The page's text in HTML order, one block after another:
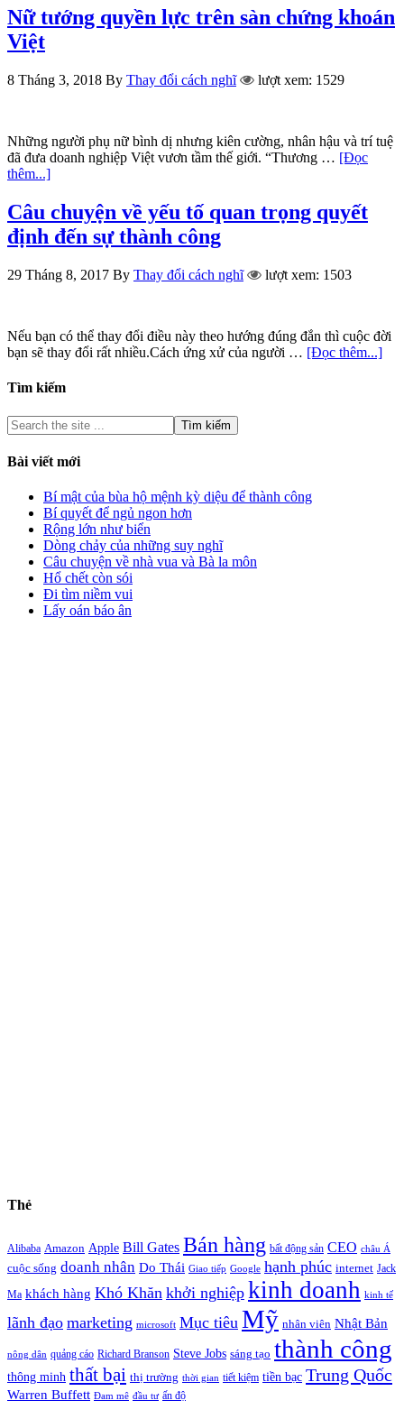
Nữ tướng quyền lực trên sàn chứng khoán
Việt
8 Tháng 3, 2018 By Thay đổi cách nghĩ lượt xem: 1529
Những người phụ nữ bình dị nhưng kiên cường, nhân hậu và trí tuệ
đã đưa doanh nghiệp Việt vươn tầm thế giới. “Thương … [Đọc
thêm...]
Câu chuyện về yếu tố quan trọng quyết
định đến sự thành công
29 Tháng 8, 2017 By Thay đổi cách nghĩ lượt xem: 1503
Nếu bạn có thể thay đổi điều này theo hướng đúng đắn thì cuộc đời
bạn sẽ thay đổi rất nhiều.Cách ứng xử của người … [Đọc thêm...]
Tìm kiếm
Bài viết mới
Bí mật của bùa hộ mệnh kỳ diệu để thành công
Bí quyết để ngủ ngon hơn
Rộng lớn như biển
Dòng chảy của những suy nghĩ
Câu chuyện về nhà vua và Bà la môn
Hổ chết còn sói
Đi tìm niềm vui
Lấy oán báo ân
Thẻ
Alibaba Amazon Apple Bill Gates Bán hàng bất động sản CEO châu Á
cuộc sống doanh nhân Do Thái Giao tiếp Google hạnh phúc internet Jack
Ma khách hàng Khó Khăn khởi nghiệp kinh doanh kinh tế
lãnh đạo marketing microsoft Mục tiêu Mỹ nhân viên Nhật Bản
nông dân quảng cáo Richard Branson Steve Jobs sáng tạo thành công
thông minh thất bại thị trường thời gian tiết kiệm tiền bạc Trung Quốc
Warren Buffett Đam mê đầu tư ấn độ